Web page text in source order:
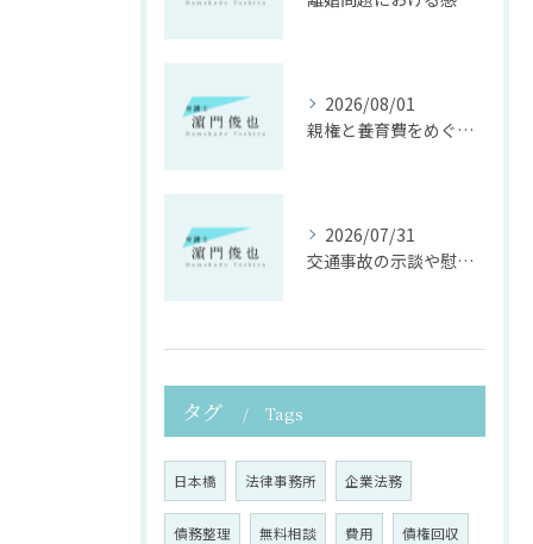
2026/08/01
親権と養育費をめぐる法律支援の重要性
2026/07/31
交通事故の示談や慰謝料算定の具体的手法
タグ Tags
日本橋 法律事務所 企業法務
債務整理 無料相談 費用 債権回収